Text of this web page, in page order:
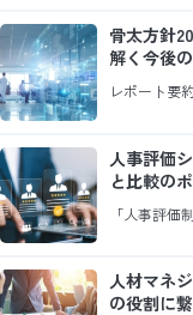
骨太方針
解く今後
レポート要
人事評価
と比較の
「人事評価
人材マネ
の役割に